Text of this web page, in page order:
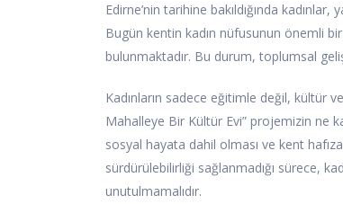
Edirne’nin tarihine bakıldığında
Bugün kentin kadın nüfusunun önemli
bulunmaktadır. Bu durum, toplumsal
Kadınların sadece eğitimle değil, kültür
Mahalleye Bir Kültür Evi” projemizin ne
sosyal hayata dahil olması ve kent
sürdürülebilirliği sağlanmadığı sürece,
unutulmamalıdır.